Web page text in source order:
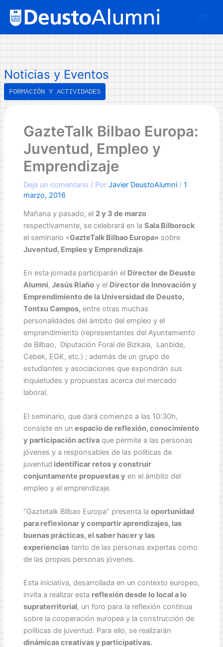
u
s
c
a
r
Noticias y Eventos
FORMACIÓN Y ACTIVIDADES
GazteTalk Bilbao Europa:
Juventud, Empleo y
Emprendizaje
Deja un comentario / Por Javier DeustoAlumni / 1
marzo, 2016
Mañana y pasado, el 2 y 3 de marzo
respectivamente, se celebrará en la Sala Bilborock
el seminario «GazteTalk Bilbao Europa» sobre
Juventud, Empleo y Emprendizaje.
En esta jornada participarán el Director de Deusto
Alumni, Jesús Riañoy el Director de Innovación y
Emprendimiento de la Universidad de Deusto,
Tontxu Campos, entre otras muchas
personalidades del ámbito del empleo y el
emprendimiento (representantes del Ayuntamiento
de Bilbao, Diputación Foral de Bizkaia, Lanbide,
Cebek, EGK, etc.) ; además de un grupo de
estudiantes y asociaciones que expondrán sus
inquietudes y propuestas acerca del mercado
laboral.
El seminario, que dará comienzo a las 10:30h,
consiste en un espacio de reflexión, conocimiento
y participación activaque permite a las personas
jóvenes y a responsables de las políticas de
juventud identificar retos y construir
conjuntamente propuestas y en el ámbito del
empleo y el emprendizaje.
“Gaztetalk Bilbao Europa” presenta la oportunidad
para reflexionar y compartir aprendizajes, las
buenas prácticas, el saber hacer y las
experienciastanto de las personas expertas como
de las propias personas jóvenes.
Esta iniciativa, desarrollada en un contexto europeo,
invita a realizar esta reflexión desde lo local a lo
supraterritorial, un foro para la reflexión continua
sobre la cooperación europea y la construcción de
políticas de juventud. Para ello, se realizarán
dinámicas creativas y participativas.